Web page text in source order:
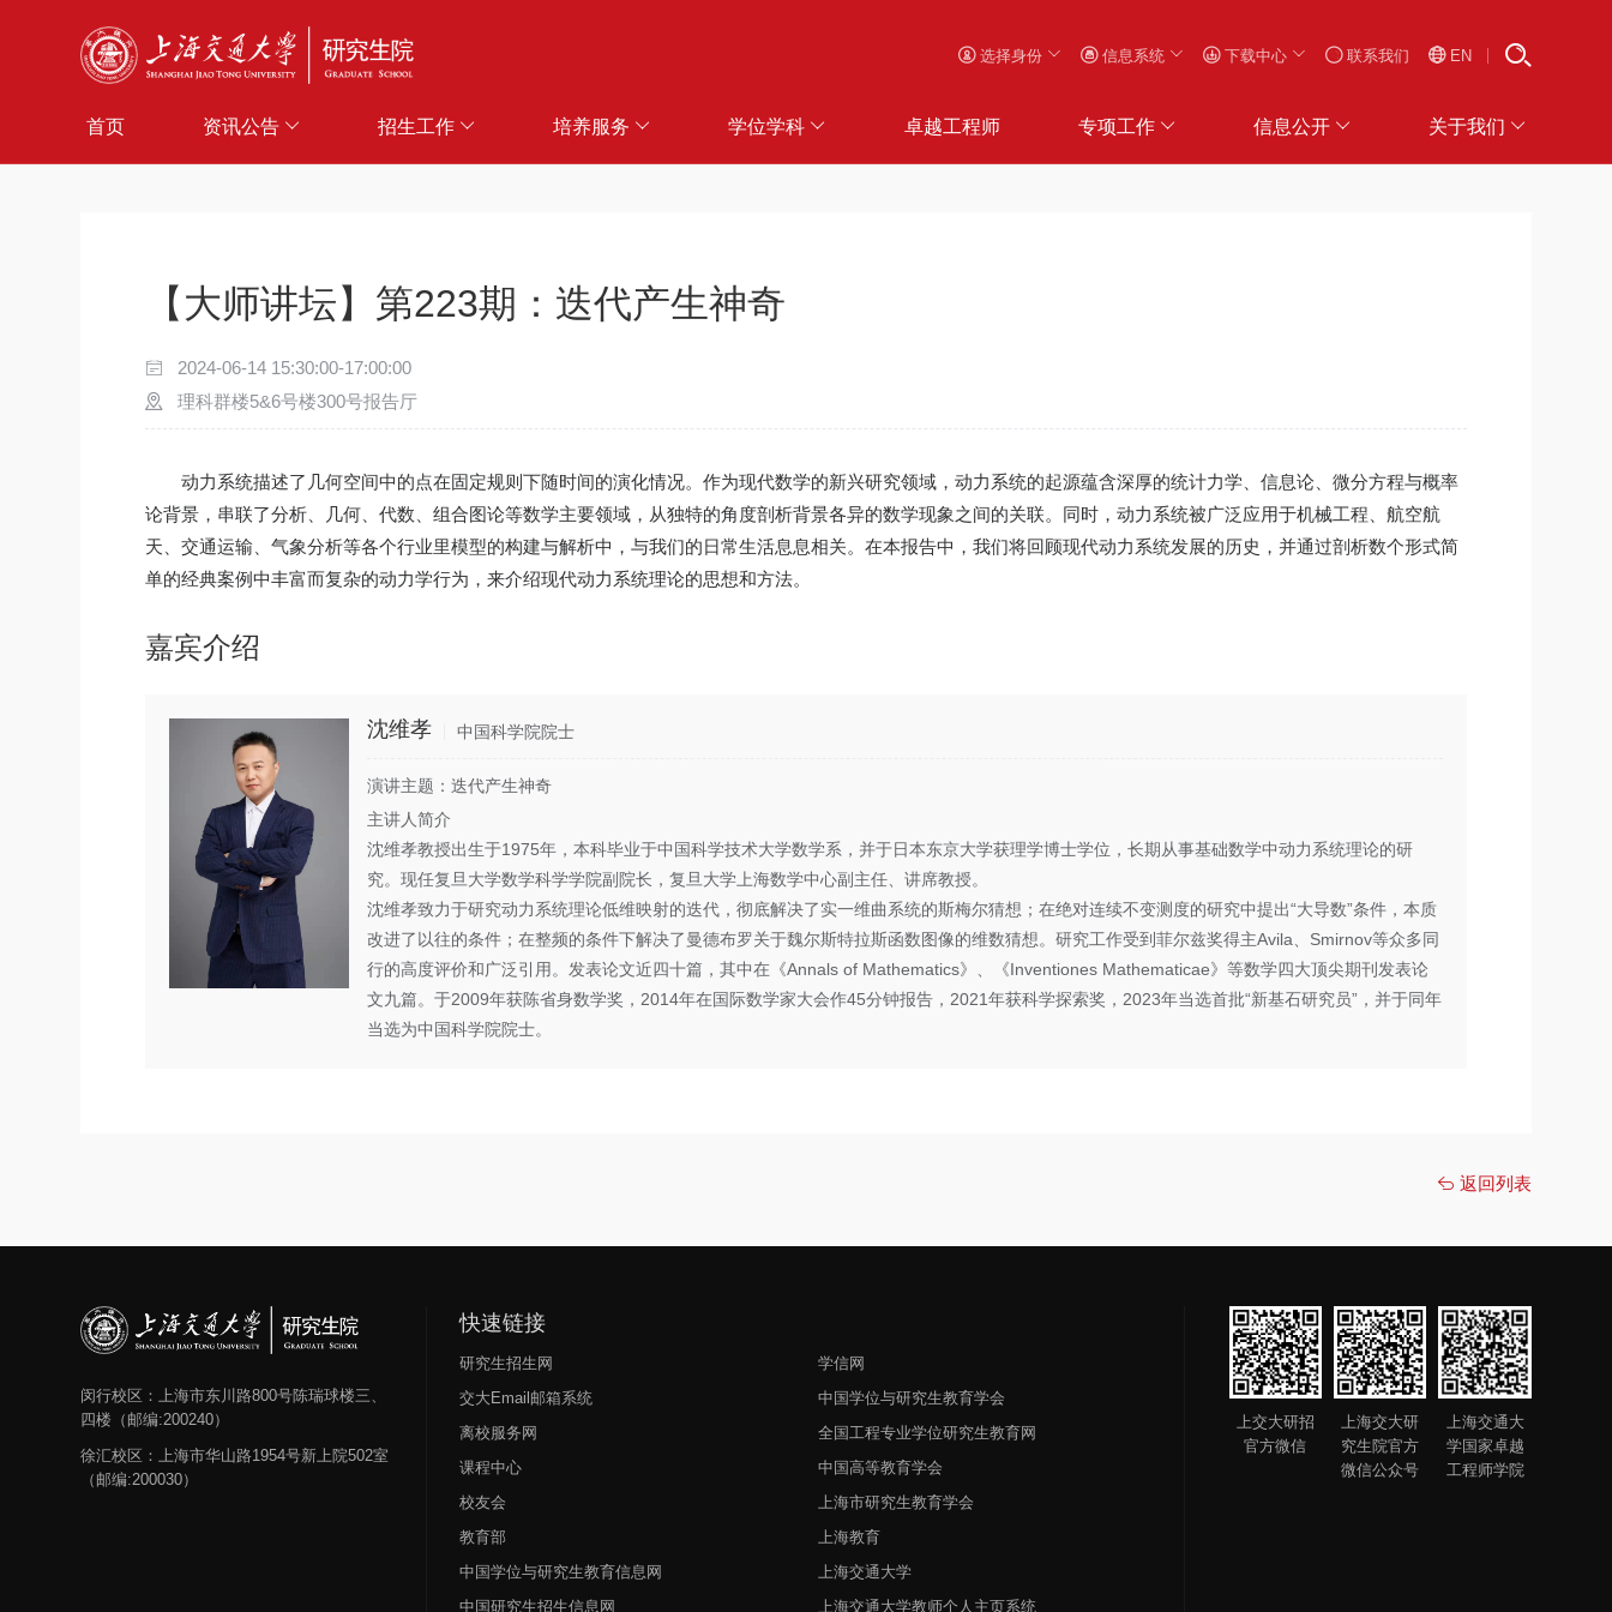
选择身份 信息系统 下载中心 联系我们 EN
首页 资讯公告 招生工作 培养服务 学位学科 卓越工程师 专项工作 信息公开 关于我们
【大师讲坛】第223期：迭代产生神奇
2024-06-14 15:30:00-17:00:00
理科群楼5&6号楼300号报告厅
动力系统描述了几何空间中的点在固定规则下随时间的演化情况。作为现代数学的新兴研究领域，动力系统的起源蕴含深厚的统计力学、信息论、微分方程与概率
论背景，串联了分析、几何、代数、组合图论等数学主要领域，从独特的角度剖析背景各异的数学现象之间的关联。同时，动力系统被广泛应用于机械工程、航空航
天、交通运输、气象分析等各个行业里模型的构建与解析中，与我们的日常生活息息相关。在本报告中，我们将回顾现代动力系统发展的历史，并通过剖析数个形式简
单的经典案例中丰富而复杂的动力学行为，来介绍现代动力系统理论的思想和方法。
嘉宾介绍
沈维孝 中国科学院院士
演讲主题：迭代产生神奇
主讲人简介
沈维孝教授出生于1975年，本科毕业于中国科学技术大学数学系，并于日本东京大学获理学博士学位，长期从事基础数学中动力系统理论的研
究。现任复旦大学数学科学学院副院长，复旦大学上海数学中心副主任、讲席教授。
沈维孝致力于研究动力系统理论低维映射的迭代，彻底解决了实一维曲系统的斯梅尔猜想；在绝对连续不变测度的研究中提出“大导数”条件，本质
改进了以往的条件；在整频的条件下解决了曼德布罗关于魏尔斯特拉斯函数图像的维数猜想。研究工作受到菲尔兹奖得主Avila、Smirnov等众多同
行的高度评价和广泛引用。发表论文近四十篇，其中在《Annals of Mathematics》、《Inventiones Mathematicae》等数学四大顶尖期刊发表论
文九篇。于2009年获陈省身数学奖，2014年在国际数学家大会作45分钟报告，2021年获科学探索奖，2023年当选首批“新基石研究员”，并于同年
当选为中国科学院院士。
返回列表
闵行校区：上海市东川路800号陈瑞球楼三、
四楼（邮编:200240）
徐汇校区：上海市华山路1954号新上院502室
（邮编:200030）
快速链接
研究生招生网
交大Email邮箱系统
离校服务网
课程中心
校友会
教育部
中国学位与研究生教育信息网
中国研究生招生信息网
学信网
中国学位与研究生教育学会
全国工程专业学位研究生教育网
中国高等教育学会
上海市研究生教育学会
上海教育
上海交通大学
上海交通大学教师个人主页系统
上交大研招
官方微信
上海交大研
究生院官方
微信公众号
上海交通大
学国家卓越
工程师学院